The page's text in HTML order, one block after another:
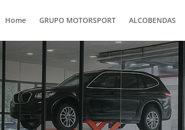
Home GRUPO MOTORSPORT ALCOBENDAS